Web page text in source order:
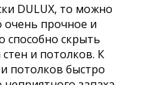
DULUX, то можно
прочное и
скрыть
и потолков. К
потолков быстро